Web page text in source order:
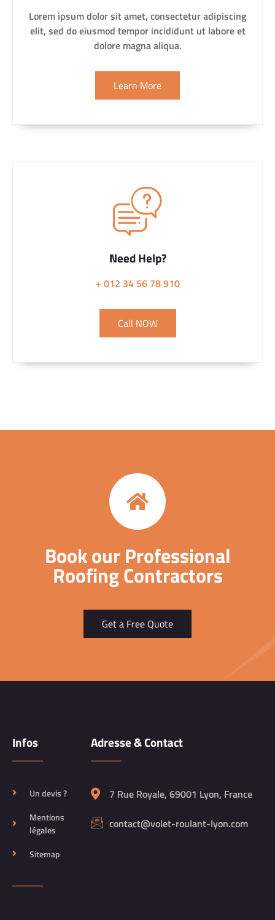
Lorem ipsum dolor sit amet, consectetur adipiscing
elit, sed do eiusmod tempor incididunt ut labore et
dolore magna aliqua.
Learn More
Need Help?
+ 012 34 56 78 910
Call NOW
Book our Professional
Roofing Contractors
Get a Free Quote
Infos
Un devis ?
Mentions
légales
Sitemap
Adresse & Contact
7 Rue Royale, 69001 Lyon, France
contact@volet-roulant-lyon.com